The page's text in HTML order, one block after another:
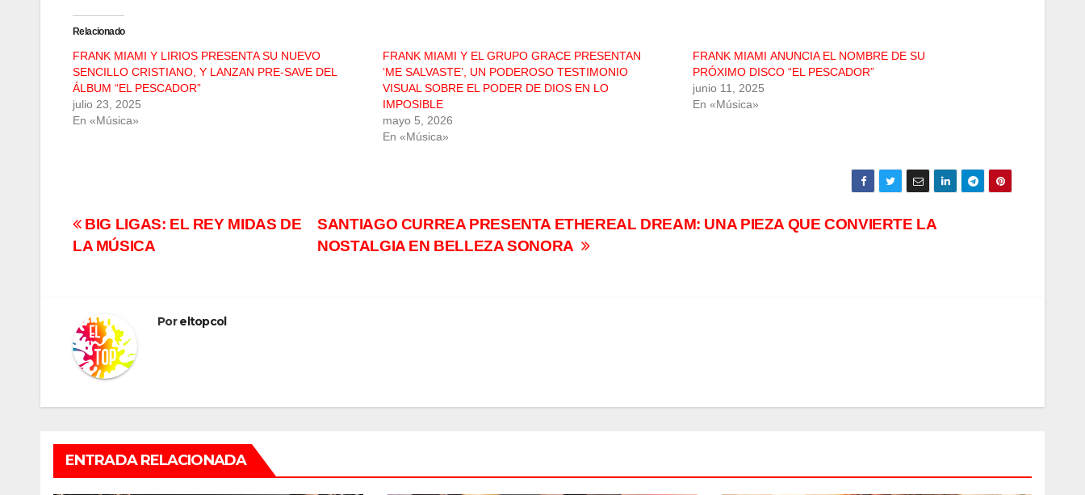
Relacionado
FRANK MIAMI Y LIRIOS PRESENTA SU NUEVO
SENCILLO CRISTIANO, Y LANZAN PRE-SAVE DEL
ÁLBUM “EL PESCADOR”
julio 23, 2025
En «Música»
FRANK MIAMI Y EL GRUPO GRACE PRESENTAN
‘ME SALVASTE’, UN PODEROSO TESTIMONIO
VISUAL SOBRE EL PODER DE DIOS EN LO
IMPOSIBLE
mayo 5, 2026
En «Música»
FRANK MIAMI ANUNCIA EL NOMBRE DE SU
PRÓXIMO DISCO “EL PESCADOR”
junio 11, 2025
En «Música»
Navegación
SANTIAGO CURREA PRESENTA ETHEREAL DREAM: UNA PIEZA QUE CONVIERTE LA
NOSTALGIA EN BELLEZA SONORA
BIG LIGAS: EL REY MIDAS DE
LA MÚSICA
Poreltopcol
ENTRADA RELACIONADA